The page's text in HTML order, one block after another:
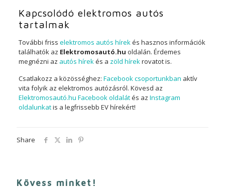
Kapcsolódó elektromos autós
tartalmak
További friss elektromos autós hírekés hasznos információk
találhatók az Elektromosautó.hu oldalán. Érdemes
megnézni az autós hírekés a zöld hírekrovatot is.
Csatlakozz a közösséghez: Facebook csoportunkban aktív
vita folyik az elektromos autózásról. Kövesd az
Elektromosautó.hu Facebook oldalátés az Instagram
oldalunkatis a legfrissebb EV hírekért!
Share
Kövess minket!